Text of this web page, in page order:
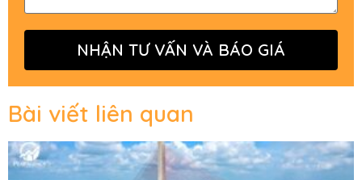
NHẬN TƯ VẤN VÀ BÁO GIÁ
Bài viết liên quan